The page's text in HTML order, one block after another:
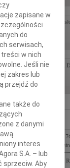
współczucia i
Przyjaciele z...
ukochany Mąż, Tata,
internowany w...
roku zmarł, przeżywszy
się w dniu 15
Hieronima Paducha
zapisane w
do
serwisach,
w nich
Jeśli nie
zakres lub
przejdź do
także do
z danymi
interes
S.A. – lub
sprzeciw. Aby